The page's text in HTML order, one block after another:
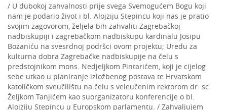
/ U dubokoj zahvalnosti prije svega Svemogućem Bogu koji
nam je podario život i bl. Alojziju Stepincu koji nas je pratio
svojim zagovorom, željela bih zahvaliti Zagrebačkoj
nadbiskupiji i zagrebačkom nadbiskupu kardinalu Josipu
Bozaniću na svesrdnoj podršci ovom projektu; Uredu za
kulturna dobra Zagrebačke nadbiskupije na čelu s
predstojnikom mons. Nedjeljkom Pintarićem, koji je cijelog
sebe utkao u planiranje izložbenog postava te Hrvatskom
katoličkom sveučilištu na čelu s veleučenim rektorom dr. sc.
Željkom Tanjićem kao suorganizatoru konferencije o bl.
Alojziju Stepincu u Europskom parlamentu. / Zahvaljujem